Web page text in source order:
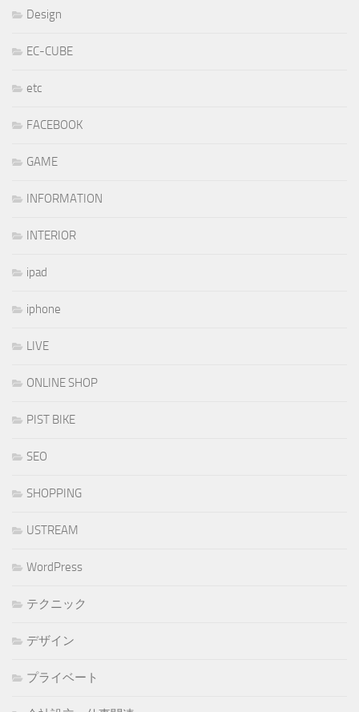
Design
EC-CUBE
etc
FACEBOOK
GAME
INFORMATION
INTERIOR
ipad
iphone
LIVE
ONLINE SHOP
PIST BIKE
SEO
SHOPPING
USTREAM
WordPress
テクニック
デザイン
プライベート